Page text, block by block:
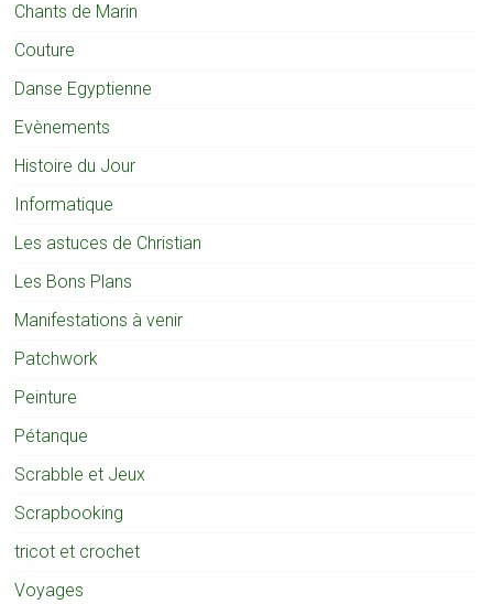
Chants de Marin
Couture
Danse Egyptienne
Evènements
Histoire du Jour
Informatique
Les astuces de Christian
Les Bons Plans
Manifestations à venir
Patchwork
Peinture
Pétanque
Scrabble et Jeux
Scrapbooking
tricot et crochet
Voyages